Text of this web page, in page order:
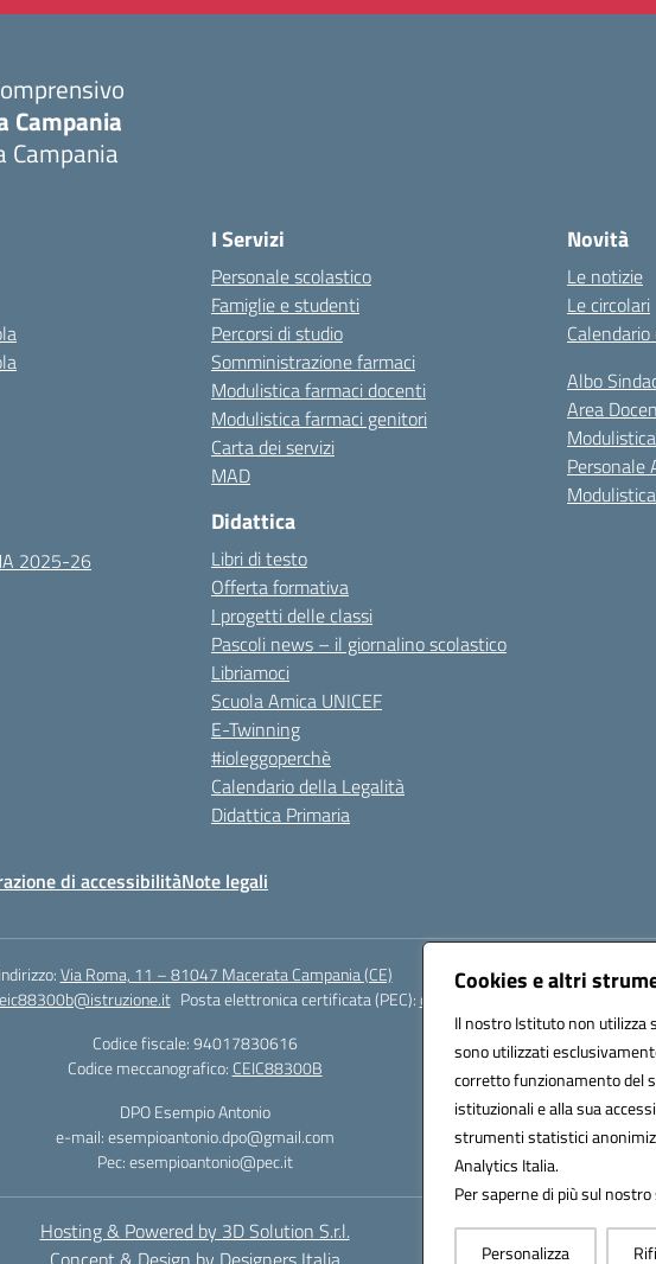
Cookies e altri
Il nostro Istituto non
sono utilizzati
corretto funzionamento del
istituzionali e alla sua
strumenti statistici
Analytics Italia.
Per saperne di più sul
Personalizza
Campania
Campania
2025-26
I Servizi
Personale scolastico
Famiglie e studenti
Percorsi di studio
Somministrazione farmaci
Modulistica farmaci docenti
Modulistica farmaci genitori
Carta dei servizi
MAD
Didattica
Libri di testo
Offerta formativa
I progetti delle classi
Pascoli news – il giornalino scolastico
Libriamoci
Scuola Amica UNICEF
E-Twinning
#ioleggoperchè
Calendario della Legalità
Didattica Primaria
Novità
Le notizie
Le circolari
Albo
Area
Personale
di accessibilitàNote legali
Indirizzo:Via Roma, 11 – 81047 Macerata Campania (CE)
Posta elettronica certificata (PEC):ceic88300b@pec.istruzione.it
Codice fiscale: 94017830616
Codice meccanografico: CEIC88300B
DPO Esempio Antonio
e-mail: esempioantonio.dpo@gmail.com
Pec: esempioantonio@pec.it
Hosting & Powered by 3D Solution S.r.l.